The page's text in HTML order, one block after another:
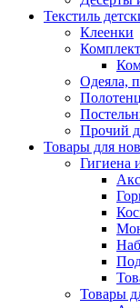
Текстиль
Клеенки
Одеяла,
Прочий
Товары для
Гигиена
Товары